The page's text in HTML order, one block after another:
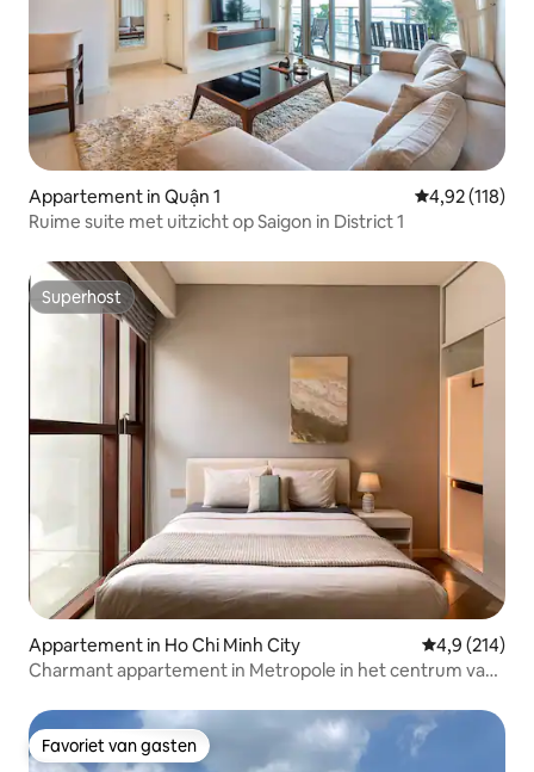
Appartement in Quận 1 Gemiddelde
4,92 (118)
Ruime suite met uitzicht op Saigon in District 1
Superhost
Superhost
Appartement in Ho Chi Minh City Gemiddelde
4,9 (214)
Charmant appartement in Metropole in het centrum van
Favoriet van gasten
Favoriet van gasten